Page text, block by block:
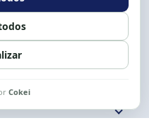
Fale conosco